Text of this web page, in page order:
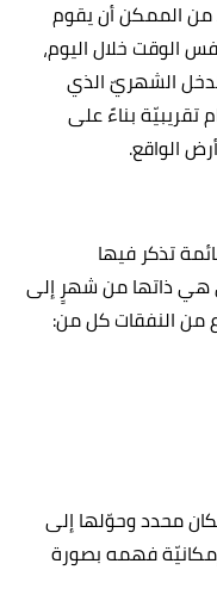
من الممكن أن يقوم
الوقت خلال اليوم،
الشهريّ الذي
تقريبيّة بناءً على
الواقع.
تذكر فيها
هي ذاتها من شهرٍ إلى
من النفقات كل من:
محدد وحوّلها إلى
فهمه بصورة